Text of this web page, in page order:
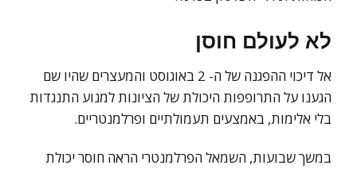
לא לעולם חוסן
אל דיכוי ההפגנה של ה- 2 באוגוסט והמעצרים שהיו שם
הגענו על התרופפות היכולת של הציונות למנוע התנגדות
בלי אלימות, באמצעים תעמולתיים ופרלמנטריים.
במשך שבועות, השמאל הפרלמנטרי הראה חוסר יכולת